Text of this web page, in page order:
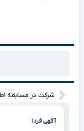
آگهی فردا